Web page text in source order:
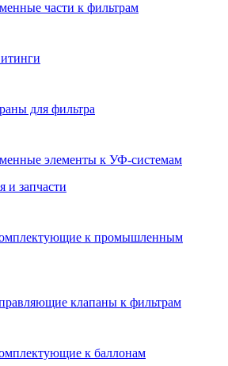
части к фильтрам
для фильтра
элементы к УФ-системам
и запчасти
к промышленным
клапаны к фильтрам
к баллонам